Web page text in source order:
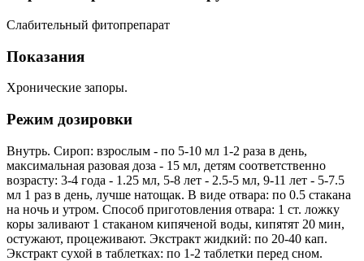
Слабительный фитопрепарат
Показания
Хронические запоры.
Режим дозировки
Внутрь. Сироп: взрослым - по 5-10 мл 1-2 раза в день,
максимальная разовая доза - 15 мл, детям соответственно
возрасту: 3-4 года - 1.25 мл, 5-8 лет - 2.5-5 мл, 9-11 лет - 5-7.5
мл 1 раз в день, лучше натощак. В виде отвара: по 0.5 стакана
на ночь и утром. Способ приготовления отвара: 1 ст. ложку
коры заливают 1 стаканом кипяченой воды, кипятят 20 мин,
остужают, процеживают. Экстракт жидкий: по 20-40 кап.
Экстракт сухой в таблетках: по 1-2 таблетки перед сном.